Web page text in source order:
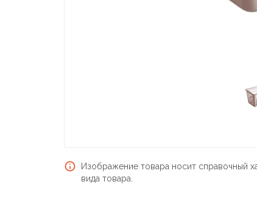
Изображение товара носит справочный
вида товара.